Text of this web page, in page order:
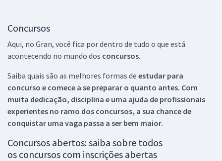
Concursos
Aqui, no Gran, você fica por dentro de tudo o que está
acontecendo no mundo dos concursos.
Saiba quais são as melhores formas de estudar para
concurso e comece a se preparar o quanto antes. Com
muita dedicação, disciplina e uma ajuda de profissionais
experientes no ramo dos concursos, a sua chance de
conquistar uma vaga passa a ser bem maior.
Concursos abertos: saiba sobre todos
os concursos com inscrições abertas